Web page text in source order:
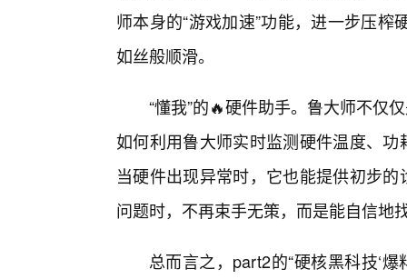
师本身的“游戏加速”功能，进一步压
如丝般顺滑。
“懂我”的🔥硬件助手。鲁大师不仅
如何利用鲁大师实时监测硬件温度、
当硬件出现异常时，它也能提供初步
问题时，不再束手无策，而是能自信地
总而言之，part2的“硬核黑科技‘